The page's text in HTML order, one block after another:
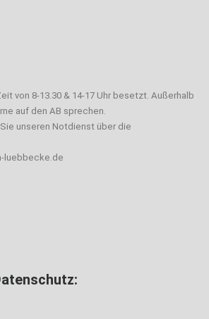
von 8-13.30 & 14-17 Uhr besetzt. Außerhalb
auf den AB sprechen.
unseren Notdienst über die
luebbecke.de